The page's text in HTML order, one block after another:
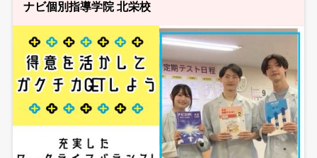
ナビ個別指導学院 北栄校